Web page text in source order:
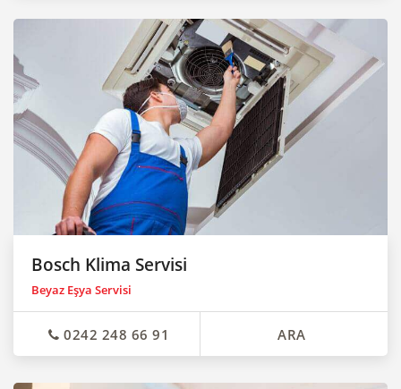
Bosch Klima Servisi
Beyaz Eşya Servisi
0242 248 66 91 ARA